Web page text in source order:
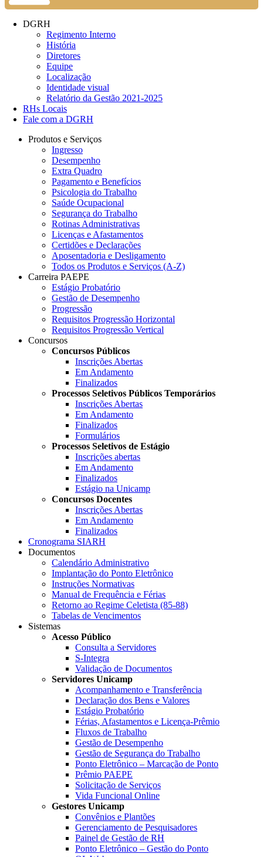
DGRH
Regimento Interno
História
Diretores
Equipe
Localização
Identidade visual
Relatório da Gestão 2021-2025
RHs Locais
Fale com a DGRH
Produtos e Serviços
Ingresso
Desempenho
Extra Quadro
Pagamento e Benefícios
Psicologia do Trabalho
Saúde Ocupacional
Segurança do Trabalho
Rotinas Administrativas
Licenças e Afastamentos
Certidões e Declarações
Aposentadoria e Desligamento
Todos os Produtos e Serviços (A-Z)
Carreira PAEPE
Estágio Probatório
Gestão de Desempenho
Progressão
Requisitos Progressão Horizontal
Requisitos Progressão Vertical
Concursos
Concursos Públicos
Inscrições Abertas
Em Andamento
Finalizados
Processos Seletivos Públicos Temporários
Inscrições Abertas
Em Andamento
Finalizados
Formulários
Processos Seletivos de Estágio
Inscrições abertas
Em Andamento
Finalizados
Estágio na Unicamp
Concursos Docentes
Inscrições Abertas
Em Andamento
Finalizados
Cronograma SIARH
Documentos
Calendário Administrativo
Implantação do Ponto Eletrônico
Instruções Normativas
Manual de Frequência e Férias
Retorno ao Regime Celetista (85-88)
Tabelas de Vencimentos
Sistemas
Acesso Público
Consulta a Servidores
S-Integra
Validação de Documentos
Servidores Unicamp
Acompanhamento e Transferência
Declaração dos Bens e Valores
Estágio Probatório
Férias, Afastamentos e Licença-Prêmio
Fluxos de Trabalho
Gestão de Desempenho
Gestão de Segurança do Trabalho
Ponto Eletrônico – Marcação de Ponto
Prêmio PAEPE
Solicitação de Serviços
Vida Funcional Online
Gestores Unicamp
Convênios e Plantões
Gerenciamento de Pesquisadores
Painel de Gestão de RH
Ponto Eletrônico – Gestão do Ponto